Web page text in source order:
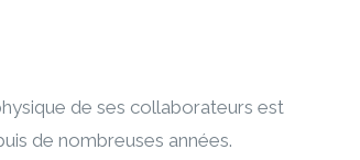
de ses collaborateurs est
de nombreuses années.